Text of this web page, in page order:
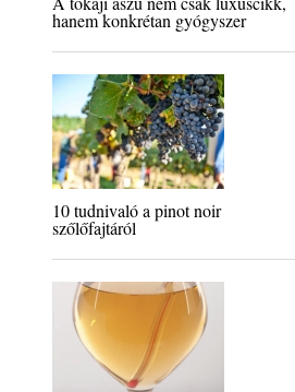
hanem konkrétan gyógyszer
10 tudnivaló a pinot noir
szőlőfajtáról